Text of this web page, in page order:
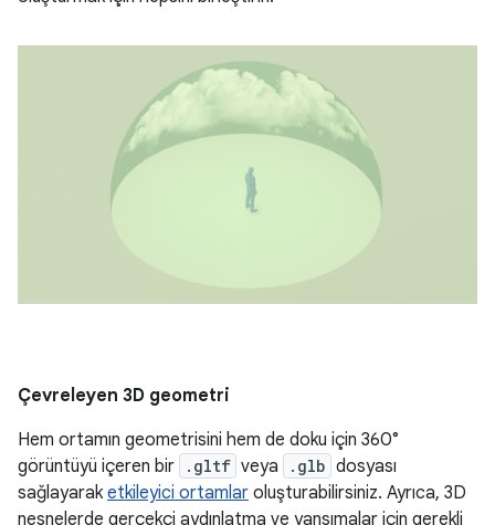
Çevreleyen 3D geometri
Hem ortamın geometrisini hem de doku için 360°
görüntüyü içeren bir
.gltf veya .glb dosyası
sağlayarak etkileyici ortamlar oluşturabilirsiniz. Ayrıca, 3D
nesnelerde gerçekçi aydınlatma ve yansımalar için gerekli